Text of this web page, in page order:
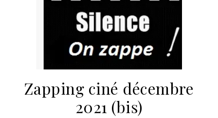
Zapping ciné décembre
2021 (bis)